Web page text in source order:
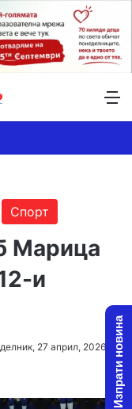
Спорт
Марица
и
27 април, 2026 Изпрати новина